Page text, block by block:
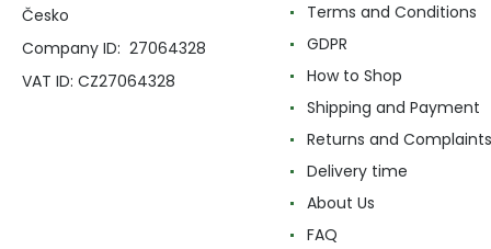
Česko
Company ID: 27064328
VAT ID: CZ27064328
Terms and Conditions
GDPR
How to Shop
Shipping and Payment
Returns and Complaints
Delivery time
About Us
FAQ